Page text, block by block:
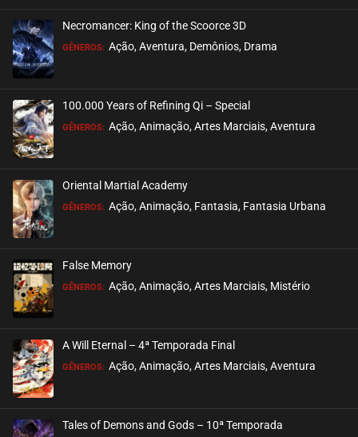
Necromancer: King of the Scoorce 3D
GÊNEROS: Ação, Aventura, Demônios, Drama
100.000 Years of Refining Qi – Special
GÊNEROS: Ação, Animação, Artes Marciais, Aventura
Oriental Martial Academy
GÊNEROS: Ação, Animação, Fantasia, Fantasia Urbana
False Memory
GÊNEROS: Ação, Animação, Artes Marciais, Mistério
A Will Eternal – 4ª Temporada Final
GÊNEROS: Ação, Animação, Artes Marciais, Aventura
Tales of Demons and Gods – 10ª Temporada